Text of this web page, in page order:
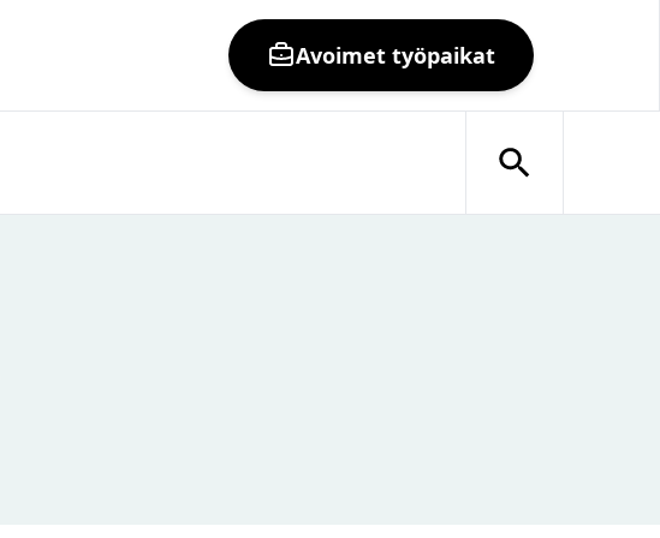
Avoimet työpaikat